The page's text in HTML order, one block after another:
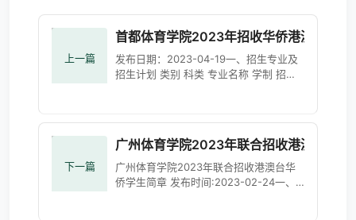
上一篇
首都体育学院2023年招收华侨港澳台学生
发布日期：2023-04-19一、招生专业及
招生计划 类别 科类 专业名称 学制 招生
下一篇
广州体育学院2023年联合招收港澳台华侨
广州体育学院2023年联合招收港澳台华
侨学生简章 发布时间:2023-02-24一、